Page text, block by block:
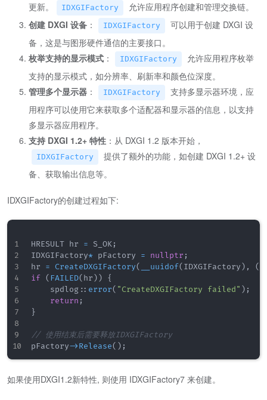
更新。
IDXGIFactory
允许应用程序创建和管理交换链。
创建 DXGI 设备 ： IDXGIFactory
可以用于创建 DXGI 设
备，这是与图形硬件通信的主要接口。
枚举支持的显示模式 ： IDXGIFactory
允许应用程序枚举
支持的显示模式，如分辨率、刷新率和颜色位深度。
管理多个显示器 ： IDXGIFactory
支持多显示器环境，应
用程序可以使用它来获取多个适配器和显示器的信息，以支持
多显示器应用程序。
支持 DXGI 1.2+ 特性 ：从 DXGI 1.2 版本开始，
IDXGIFactory
提供了额外的功能，如创建 DXGI 1.2+ 设
备、获取输出信息等。
IDXGIFactory的创建过程如下:
HRESULT hr = S_OK;
IDXGIFactory* pFactory = nullptr ;
hr = CreateDXGIFactory( __uuidof( IDXGIFactory ) , (
if ( FAILED( hr ) )
{
    spdlog
:: error( "CreateDXGIFactory failed" ) ;
return ;
}
// 使用结束后需要释放IDXGIFactory
pFactory->Release( ) ;
如果使用DXGI1.2新特性, 则使用 IDXGIFactory7 来创建。